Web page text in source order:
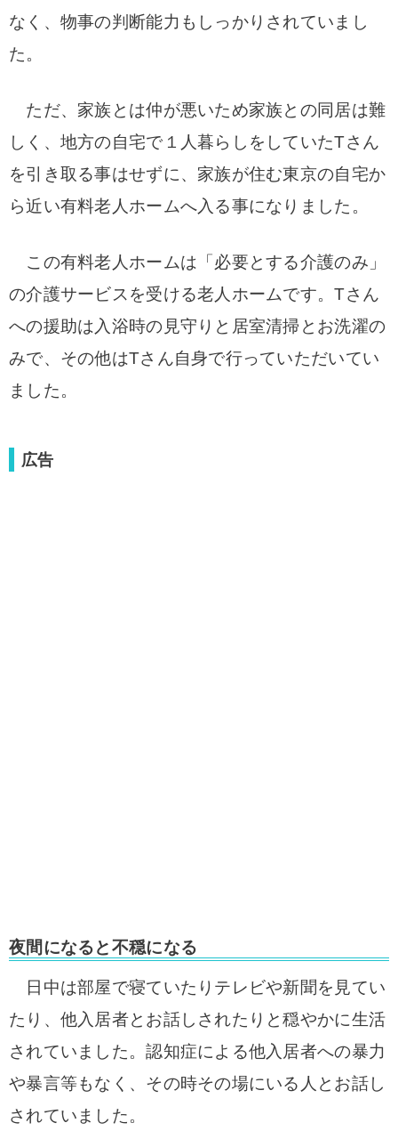
なく、物事の判断能力もしっかりされていまし
た。
ただ、家族とは仲が悪いため家族との同居は難
しく、地方の自宅で１人暮らしをしていたTさん
を引き取る事はせずに、家族が住む東京の自宅か
ら近い有料老人ホームへ入る事になりました。
この有料老人ホームは「必要とする介護のみ」
の介護サービスを受ける老人ホームです。Tさん
への援助は入浴時の見守りと居室清掃とお洗濯の
みで、その他はTさん自身で行っていただいてい
ました。
広告
夜間になると不穏になる
日中は部屋で寝ていたりテレビや新聞を見てい
たり、他入居者とお話しされたりと穏やかに生活
されていました。認知症による他入居者への暴力
や暴言等もなく、その時その場にいる人とお話し
されていました。